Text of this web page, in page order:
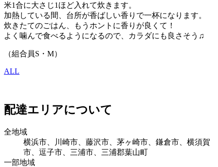
米1合に大さじ1ほど入れて炊きます。
加熱している間、台所が香ばしい香りで一杯になります。
炊きたてのごはん、もうホントに香りが良くて！
よく噛んで食べるようになるので、カラダにも良さそう♫
（組合員S・M）
ALL
配達エリアについて
全地域
横浜市、川崎市、藤沢市、茅ヶ崎市、鎌倉市、横須賀
市、逗子市、三浦市、三浦郡葉山町
一部地域